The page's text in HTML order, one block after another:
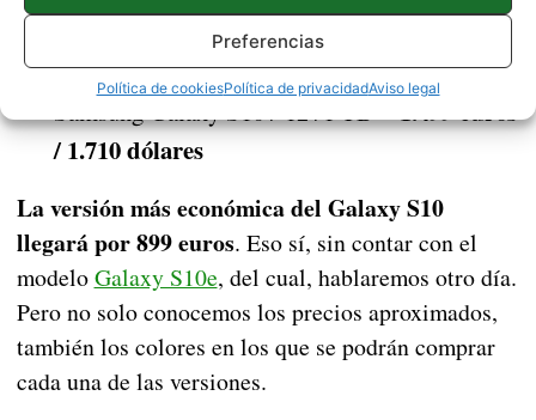
Preferencias
Política de cookiesPolítica de privacidadAviso legal
Samsung Galaxy S10+ 8+512 GB –
euros / 1.424 dólares
Samsung Galaxy S10+ 12+1 TB –1.499 euros
/ 1.710 dólares
La versión más económica del Galaxy S10
llegará por 899 euros. Eso sí, sin contar con el
modeloGalaxy S10e, del cual, hablaremos otro día.
Pero no solo conocemos los precios aproximados,
también los colores en los que se podrán comprar
cada una de las versiones.